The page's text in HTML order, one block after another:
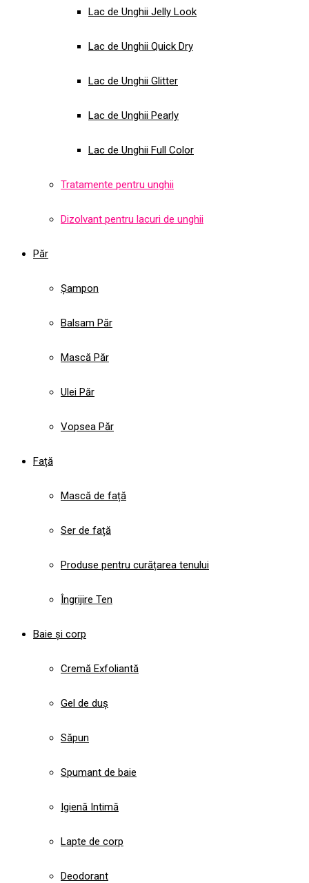
Lac de Unghii Jelly Look
Lac de Unghii Quick Dry
Lac de Unghii Glitter
Lac de Unghii Pearly
Lac de Unghii Full Color
Tratamente pentru unghii
Dizolvant pentru lacuri de unghii
Păr
Șampon
Balsam Păr
Mască Păr
Ulei Păr
Vopsea Păr
Față
Mască de față
Ser de față
Produse pentru curățarea tenului
Îngrijire Ten
Baie și corp
Cremă Exfoliantă
Gel de duș
Săpun
Spumant de baie
Igienă Intimă
Lapte de corp
Deodorant